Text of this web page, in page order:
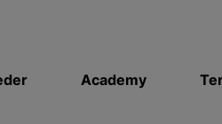
Academy